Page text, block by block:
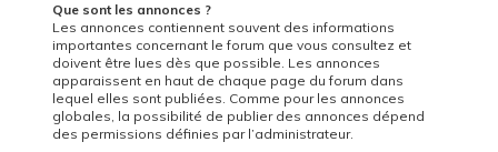
Que sont les annonces ?
Les annonces contiennent souvent des informations
importantes concernant le forum que vous consultez et
doivent être lues dès que possible. Les annonces
apparaissent en haut de chaque page du forum dans
lequel elles sont publiées. Comme pour les annonces
globales, la possibilité de publier des annonces dépend
des permissions définies par l’administrateur.